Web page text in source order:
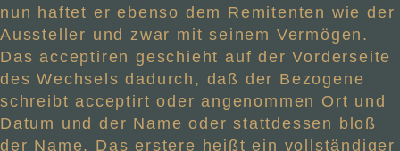
nun haftet er ebenso dem Remitenten wie der
Aussteller und zwar mit seinem Vermögen.
Das acceptiren geschieht auf der Vorderseite
des Wechsels dadurch, daß der Bezogene
schreibt acceptirt oder angenommen Ort und
Datum und der Name oder stattdessen bloß
der Name. Das erstere heißt ein vollständiger